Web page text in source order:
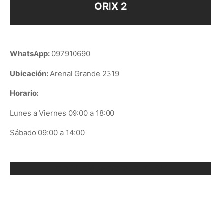
ORIX 2
WhatsApp: 097910690
Ubicación:Arenal Grande 2319
Horario:
Lunes a Viernes 09:00 a 18:00
Sábado 09:00 a 14:00